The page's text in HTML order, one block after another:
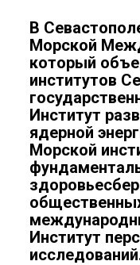
В
Морской
который
институтов
Институт
ядерной
Морской
Институт